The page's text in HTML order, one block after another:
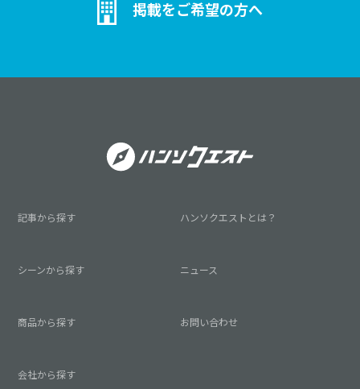
掲載をご希望の方へ
記事から探す
シーンから探す
商品から探す
会社から探す
ハンソクエストとは？
ニュース
お問い合わせ